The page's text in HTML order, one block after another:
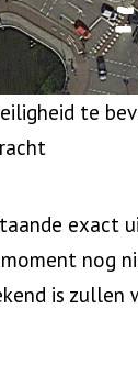
te
exact
nog
is zullen